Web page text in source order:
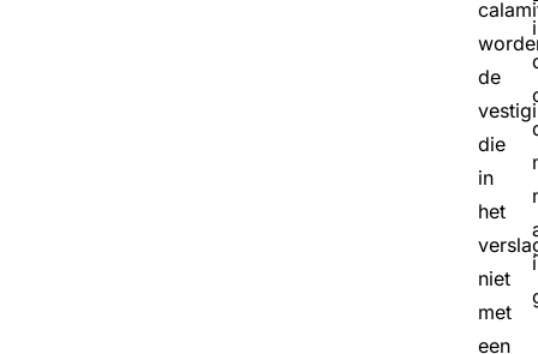
de
die
in
het
niet
met
een